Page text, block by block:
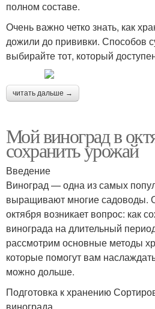
полном составе.
Очень важно четко знать, как
дожили до прививки. Способов
выбирайте тот, который
читать дальше →
Мой виноград в
сохранить урожай
Введение
Виноград — одна из самых
выращивают многие садоводы.
октября возникает вопрос: как
винограда на длительный
рассмотрим основные методы
которые помогут вам
можно дольше.
Подготовка к хранению